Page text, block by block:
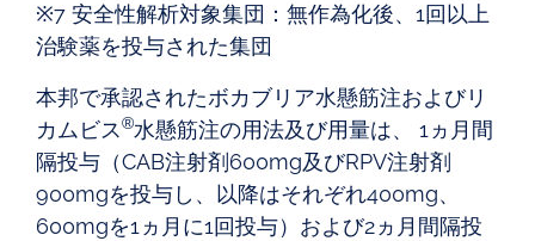
※7 安全性解析対象集団：無作為化後、1回以上
治験薬を投与された集団
本邦で承認されたボカブリア水懸筋注およびリ
カムビス®水懸筋注の用法及び用量は、 1ヵ月間
隔投与（CAB注射剤600mg及びRPV注射剤
900mgを投与し、以降はそれぞれ400mg、
600mgを1ヵ月に1回投与）および2ヵ月間隔投